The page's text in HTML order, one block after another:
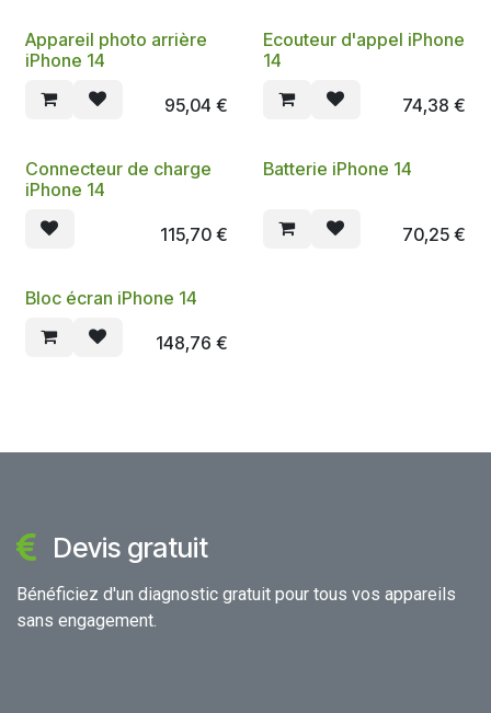
Appareil photo arrière
iPhone 14
95,04 €
Ecouteur d'appel iPhone
14
74,38 €
Connecteur de charge
iPhone 14
115,70€
Batterie iPhone 14
70,25€
Bloc écran iPhone 14
148,76 €
Devis gratuit
Bénéficiez d'un diagnostic gratuit pour tous vos appareils
sans engagement.